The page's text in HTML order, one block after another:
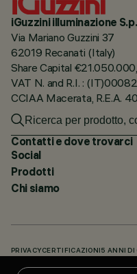
iGuzzini illuminazione
Via Mariano Guzzini 37
62019 Recanati (Italy)
Share Capital
VAT N. and R.I. :
CCIAA Macerata, R.E.A.
Contatti e dove trovarci
Social
Prodotti
Chi siamo
PRIVACY CERTIFICAZIONI 5 ANNI DI